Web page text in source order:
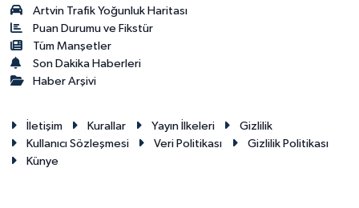
Artvin Trafik Yoğunluk Haritası
Puan Durumu ve Fikstür
Tüm Manşetler
Son Dakika Haberleri
Haber Arşivi
İletişim Kurallar Yayın İlkeleri
Gizlilik
Kullanıcı Sözleşmesi
Veri Politikası
Gizlilik Politikası
Künye